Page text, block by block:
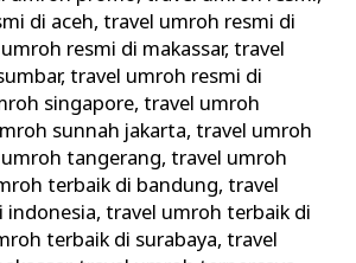
di aceh,travel umroh resmi di
resmi di makassar,travel
,travel umroh resmi di
singapore,travel umroh
sunnah jakarta,travel umroh
tangerang,travel umroh
terbaik di bandung,travel
indonesia,travel umroh terbaik di
terbaik di surabaya,travel